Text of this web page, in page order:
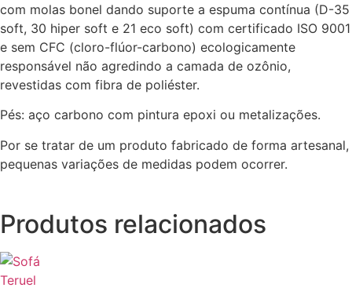
com molas bonel dando suporte a espuma contínua (D-35
soft, 30 hiper soft e 21 eco soft) com certificado ISO 9001
e sem CFC (cloro-flúor-carbono) ecologicamente
responsável não agredindo a camada de ozônio,
revestidas com fibra de poliéster.
Pés: aço carbono com pintura epoxi ou metalizações.
Por se tratar de um produto fabricado de forma artesanal,
pequenas variações de medidas podem ocorrer.
Produtos relacionados